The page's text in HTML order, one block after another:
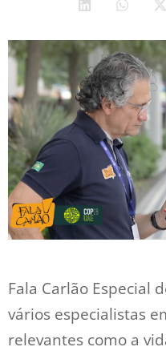
Fala Carlão Especial
vários especialistas
relevantes como a